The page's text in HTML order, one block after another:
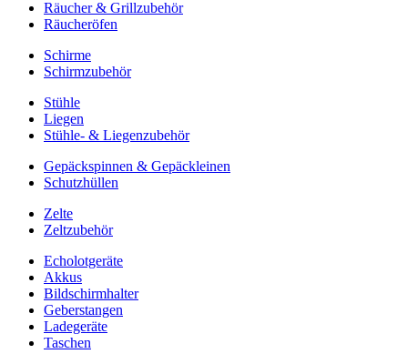
Räucher & Grillzubehör
Räucheröfen
Schirme
Schirmzubehör
Stühle
Liegen
Stühle- & Liegenzubehör
Gepäckspinnen & Gepäckleinen
Schutzhüllen
Zelte
Zeltzubehör
Echolotgeräte
Akkus
Bildschirmhalter
Geberstangen
Ladegeräte
Taschen